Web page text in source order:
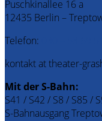
Puschkinallee 16 a
12435 Berlin –
Telefon:
kontakt at theater-
Mit der S-Bahn:
S41 / S42 / S8 / S85 /
S-Bahnausgang